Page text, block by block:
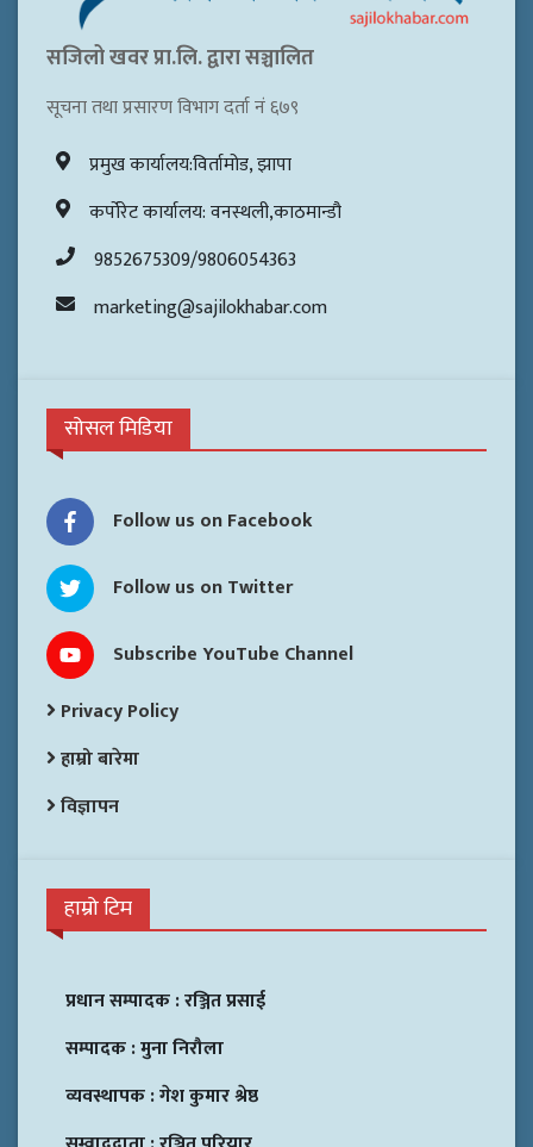
सजिलो खवर प्रा.लि. द्वारा सञ्चालित
सूचना तथा प्रसारण विभाग दर्ता नं ६७९
प्रमुख कार्यालय:विर्तामोड, झापा
कर्पोरेट कार्यालय: वनस्थली,काठमान्डौ
9852675309/9806054363
marketing@sajilokhabar.com
सोसल मिडिया
Follow us on Facebook
Follow us on Twitter
Subscribe YouTube Channel
Privacy Policy
हाम्रो बारेमा
विज्ञापन
हाम्रो टिम
प्रधान सम्पादक :रञ्जित प्रसाई
सम्पादक :मुना निरौला
व्यवस्थापक :गेश कुमार श्रेष्ठ